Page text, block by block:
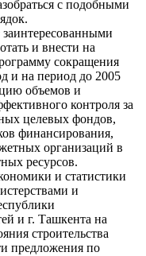
с подобными
и внести на
сокращения
и на период до 2005
объемов и
контроля за
целевых фондов,
финансирования,
организаций в
ресурсов.
и статистики
и
и г. Ташкента на
строительства
предложения по